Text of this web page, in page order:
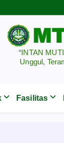
“INTAN
Unggul,
Fasilitas